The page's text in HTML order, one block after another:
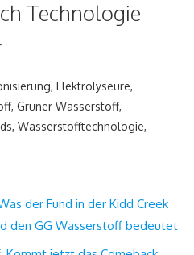
Technologie
,Elektrolyseure,
, Grüner Wasserstoff,
, Wasserstofftechnologie,
der Fund in der Kidd Creek
den GG Wasserstoff bedeutet